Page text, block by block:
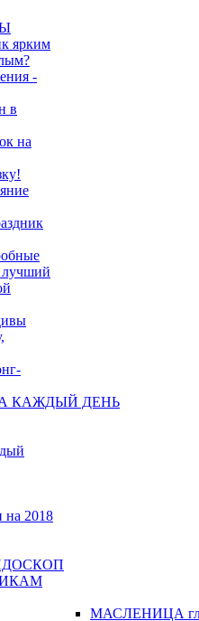
ярким
-
в
на
лучший
КАЖДЫЙ ДЕНЬ
на 2018
МАСЛЕНИЦА